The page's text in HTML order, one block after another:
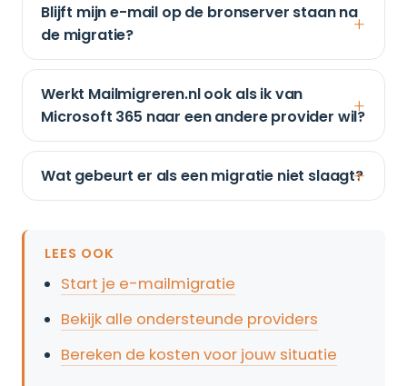
Blijft mijn e-mail op de bronserver staan na
de migratie?
Werkt Mailmigreren.nl ook als ik van
Microsoft 365 naar een andere provider wil?
Wat gebeurt er als een migratie niet slaagt?
LEES OOK
Start je e-mailmigratie
Bekijk alle ondersteunde providers
Bereken de kosten voor jouw situatie